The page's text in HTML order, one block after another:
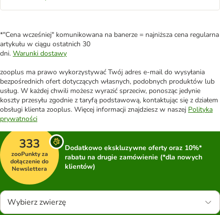
*"Cena wcześniej" komunikowana na banerze = najniższa cena regularna
artykułu w ciągu ostatnich 30
dni. Warunki dostawy
zooplus ma prawo wykorzystywać Twój adres e-mail do wysyłania
bezpośrednich ofert dotyczących własnych, podobnych produktów lub
usług. W każdej chwili możesz wyrazić sprzeciw, ponosząc jedynie
koszty przesyłu zgodnie z taryfą podstawową, kontaktując się z działem
obsługi klienta zooplus. Więcej informacji znajdziesz w naszej Polityka
prywatności
333
zooPunkty za
dołączenie do
Newslettera
Dodatkowo ekskluzywne oferty oraz 10%*
rabatu na drugie zamówienie (*dla nowych
klientów)
Wybierz zwierzę